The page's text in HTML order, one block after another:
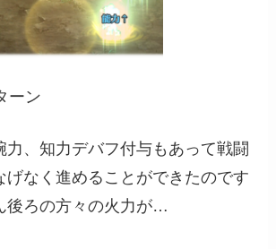
ーン
力、知力デバフ付与もあって戦闘
げなく進めることができたのです
後ろの方々の火力が…